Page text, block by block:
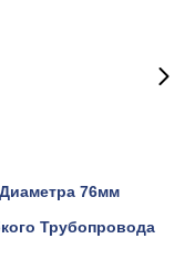
76мм
Трубопровода